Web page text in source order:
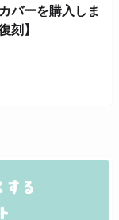
バーを購入しま
刻】